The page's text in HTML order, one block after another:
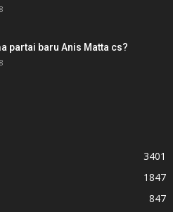
partai baru Anis Matta cs?
3401
1847
847